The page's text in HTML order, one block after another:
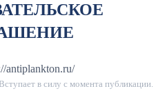
antiplankton.ru/
в силу с момента публикации.